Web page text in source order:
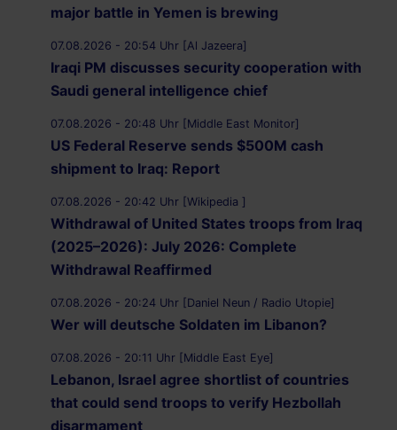
major battle in Yemen is brewing
07.08.2026 - 20:54 Uhr [Al Jazeera]
Iraqi PM discusses security cooperation with
Saudi general intelligence chief
07.08.2026 - 20:48 Uhr [Middle East Monitor]
US Federal Reserve sends $500M cash
shipment to Iraq: Report
07.08.2026 - 20:42 Uhr [Wikipedia ]
Withdrawal of United States troops from Iraq
(2025–2026): July 2026: Complete
Withdrawal Reaffirmed
07.08.2026 - 20:24 Uhr [Daniel Neun / Radio Utopie]
Wer will deutsche Soldaten im Libanon?
07.08.2026 - 20:11 Uhr [Middle East Eye]
Lebanon, Israel agree shortlist of countries
that could send troops to verify Hezbollah
disarmament